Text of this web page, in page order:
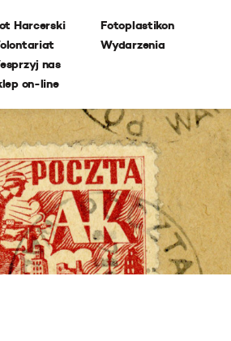
Harcerski
nas
on-line
Fotoplastikon
Wydarzenia